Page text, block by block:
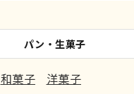
パン・生菓子
和菓子 洋菓子